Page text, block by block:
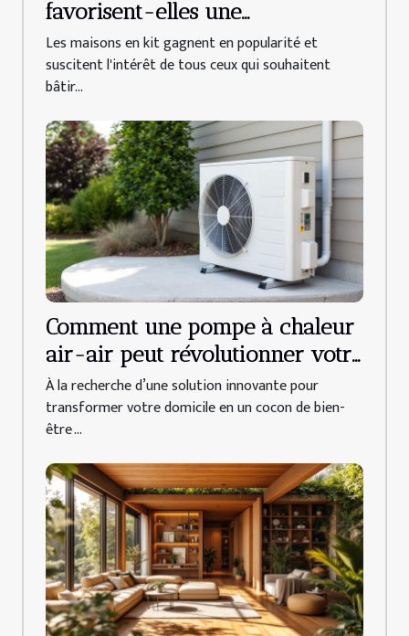
favorisent-elles une
construction durable ?
Les maisons en kit gagnent en popularité et
suscitent l'intérêt de tous ceux qui souhaitent
bâtir...
Comment une pompe à chaleur
air-air peut révolutionner votre
confort domestique ?
À la recherche d’une solution innovante pour
transformer votre domicile en un cocon de bien-
être ...